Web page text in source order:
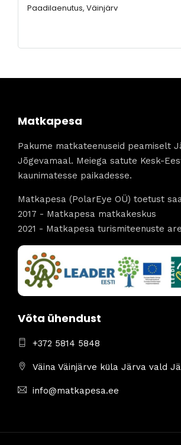
Paadilaenutus, Väinjärv
Matkapesa
Pakume matkateenuseid peamiselt
Jõgevamaal. Meiega satute Kesk-
kaunimatesse paikadesse.
Matkapesa (PolarEye OÜ) toetust
2017 - Matkapesa matkakeskus
2021 - Matkapesa turismiteenuste
Võta ühendust
+372 5814 5848
Väina Väinjärve küla Järva vald
info@matkapesa.ee